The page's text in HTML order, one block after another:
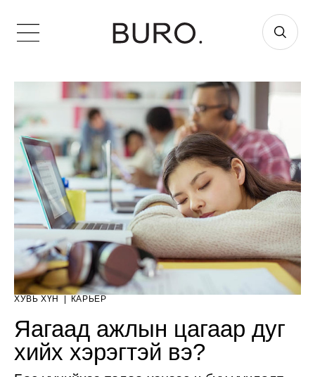
ХУВЬ ХҮН КАРЬЕР
Яагаад ажлын цагаар дуг
хийх хэрэгтэй вэ?